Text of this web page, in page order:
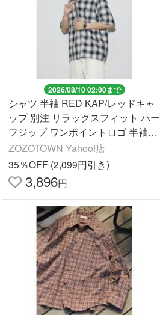
2026/08/10 02:00まで
シャツ 半袖 RED KAP/レッドキャ
ップ 別注 リラックスフィット ハー
フジップ ワンポイントロゴ 半袖ワ
ークシャツ/チェック/ストライプ メ
ンズ
ZOZOTOWN Yahoo!店
35％OFF (2,099円引き)
3,896円